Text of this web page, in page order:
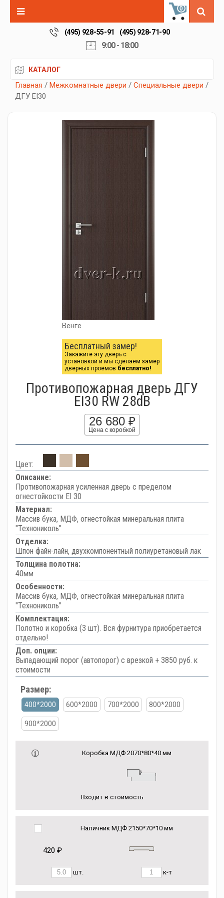
0
(495) 928-55-91 (495) 928-71-90
9:00 - 18:00
КАТАЛОГ
Главная / Межкомнатные двери / Специальные двери /
ДГУ EI30
Венге
Бесплатный замер!
Закажите эту дверь с
установкой и мы сделаем замер
дверных проёмов бесплатно!
Противопожарная дверь ДГУ
EI30 RW 28dB
26 680 ₽
Цена с коробкой
Цвет:
Описание:
Противопожарная усиленная дверь с пределом
огнестойкости EI 30
Материал:
Массив бука, МДФ, огнестойкая минеральная плита
"Технониколь"
Отделка:
Шпон файн-лайн, двухкомпонентный полиуретановый лак
Толщина полотна:
40мм
Особенности:
Массив бука, МДФ, огнестойкая минеральная плита
"Технониколь"
Комплектация:
Полотно и коробка (3 шт). Вся фурнитура приобретается
отдельно!
Доп. опции:
Выпадающий порог (автопорог) с врезкой + 3850 руб. к
стоимости
Размер:
400*2000 600*2000 700*2000 800*2000
900*2000
Коробка МДФ 2070*80*40 мм
Входит в стоимость
Наличник МДФ 2150*70*10 мм
420 ₽
шт. к-т